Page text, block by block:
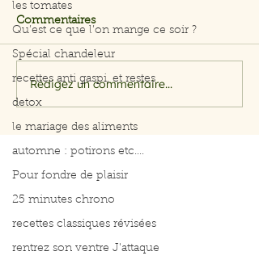
les tomates
Qu’est ce que l’on mange ce soir ?
Spécial chandeleur
recettes anti gaspi, et restes
detox
le mariage des aliments
automne : potirons etc....
Pour fondre de plaisir
25 minutes chrono
recettes classiques révisées
rentrez son ventre J'attaque
Menus du 3 au 7 août
2026
Commentaires
Rédigez un commentaire...